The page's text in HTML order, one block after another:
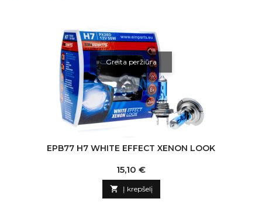
Greita peržiūra
EPB77 H7 WHITE EFFECT XENON LOOK
Kaina
15,10 €
 Į krepšelį